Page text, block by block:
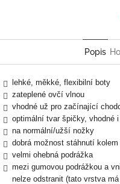
Popis
lehké, měkké, flexibilní boty
zateplené ovčí vlnou
vhodné už pro začínající
optimální tvar špičky, vhodné
na normální/užší nožky
dobrá možnost stáhnutí
velmi ohebná podrážka
mezi gumovou podrážkou a
nelze odstranit (tato vrstva